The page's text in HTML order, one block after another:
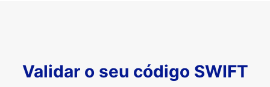
Validar o seu código SWIFT